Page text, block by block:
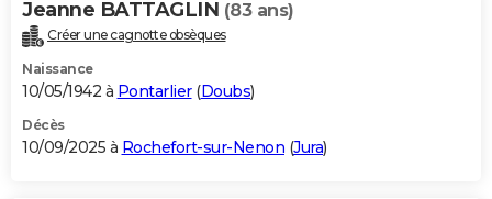
Alimentation
Guide de la santé
Maladies
Médicaments
Sommeil
VOYAGE
Destinations
City break
Voyage nature
Voyage de noces
Forum
Climat
+PHOTO
GUIDES D'ACHAT
BONS PLANS
Jeanne BATTAGLIN (83 ans)
Créer une cagnotte obsèques
Naissance
10/05/1942 à Pontarlier(Doubs)
Décès
10/09/2025 à Rochefort-sur-Nenon (Jura)